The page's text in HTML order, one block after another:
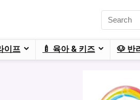
이프 🍼 육아 & 키즈 🐶 반